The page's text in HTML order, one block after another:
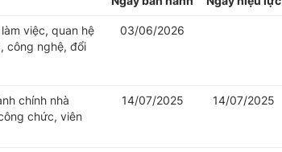
việc, quan hệ
công nghệ, đổi
03/06/2026
chính nhà
chức, viên
14/07/2025 14/07/2025